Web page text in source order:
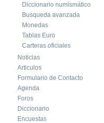
Diccionario numismático
Busqueda avanzada
Monedas
Tablas Euro
Carteras oficiales
Noticias
Articulos
Formulario de Contacto
Agenda
Foros
Diccionario
Encuestas